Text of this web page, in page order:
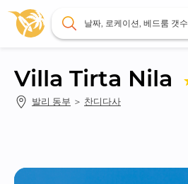
날짜, 로케이션, 베드룸 갯수
Villa Tirta Nila
발리 동부 ＞ 찬디다사